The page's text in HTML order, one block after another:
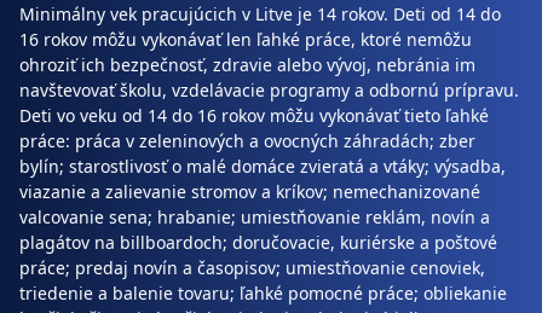
Minimálny vek pracujúcich v Litve je 14 rokov. Deti od 14 do
16 rokov môžu vykonávať len ľahké práce, ktoré nemôžu
ohroziť ich bezpečnosť, zdravie alebo vývoj, nebránia im
navštevovať školu, vzdelávacie programy a odbornú prípravu.
Deti vo veku od 14 do 16 rokov môžu vykonávať tieto ľahké
práce: práca v zeleninových a ovocných záhradách; zber
bylín; starostlivosť o malé domáce zvieratá a vtáky; výsadba,
viazanie a zalievanie stromov a kríkov; nemechanizované
valcovanie sena; hrabanie; umiestňovanie reklám, novín a
plagátov na billboardoch; doručovacie, kuriérske a poštové
práce; predaj novín a časopisov; umiestňovanie cenoviek,
triedenie a balenie tovaru; ľahké pomocné práce; obliekanie